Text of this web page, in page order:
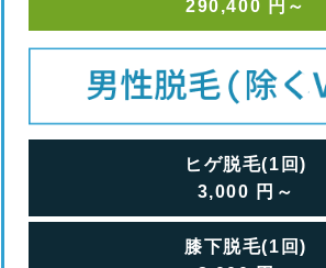
290,400 円 ～
ヒゲ脱毛(1回)
3,000 円 ～
膝下脱毛(1回)